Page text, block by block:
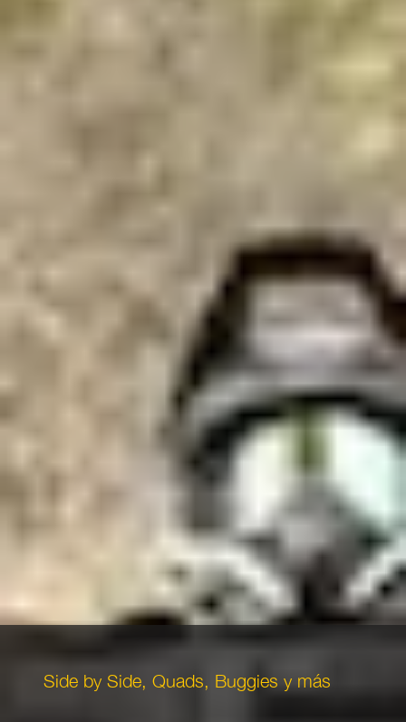
Side by Side, Quads, Buggies y más